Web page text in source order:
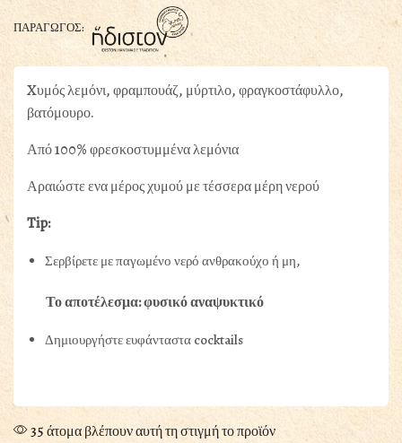
ΠΑΡΑΓΩΓΟΣ:
Xυμός λεμόνι, φραμπουάζ, μύρτιλο, φραγκοστάφυλλο,
βατόμουρο.
Από 100% φρεσκοστυμμένα λεμόνια
Αραιώστε ενα μέρος χυμού με τέσσερα μέρη νερού
Tip:
Σερβίρετε με παγωμένο νερό ανθρακούχο ή μη,
Το αποτέλεσμα: φυσικό αναψυκτικό
Δημιουργήστε ευφάνταστα cocktails
35 άτομα βλέπουν αυτή τη στιγμή το προϊόν